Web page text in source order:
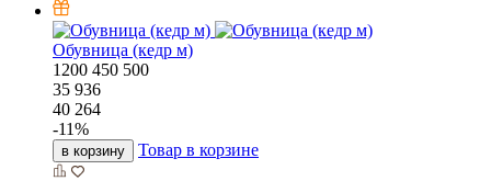
Обувница (кедр м)
1200 450 500
35 936
40 264
-11%
в корзину Товар в корзине